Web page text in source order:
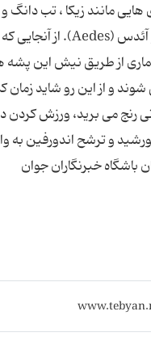
هایی مانند زیکا ، تب
از طریق نیش این
و از این رو شاید
رنج می برید، ورزش
و ترشح اندورفین
باشگاه خبرنگاران جوان